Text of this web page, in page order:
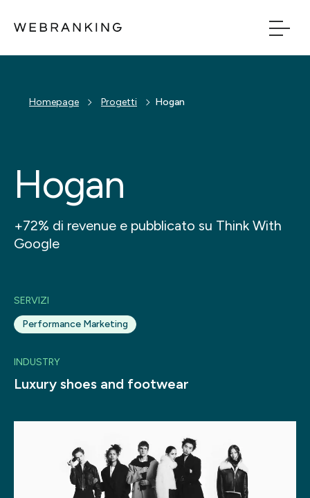
Build
Bridge
Cosa facciamo
Progetti
Point of W
Homepage Progetti Hogan
Hogan
+72% di revenue e pubblicato su Think With
Google
SERVIZI
Performance Marketing
INDUSTRY
Luxury shoes and footwear